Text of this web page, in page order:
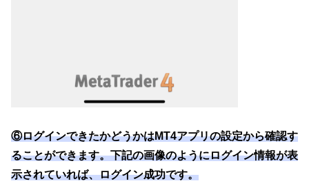
⑥ログインできたかどうかはMT4アプリの設定から確認す
ることができます。下記の画像のようにログイン情報が表
示されていれば、ログイン成功です。